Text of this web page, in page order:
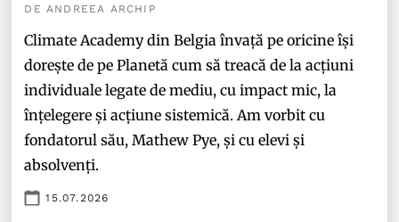
DE ANDREEA ARCHIP
Climate Academy din Belgia învață pe oricine își
dorește de pe Planetă cum să treacă de la acțiuni
individuale legate de mediu, cu impact mic, la
înțelegere și acțiune sistemică. Am vorbit cu
fondatorul său, Mathew Pye, și cu elevi și
absolvenți.
15.07.2026